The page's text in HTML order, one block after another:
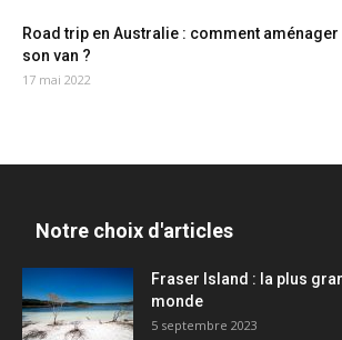
Road trip en Australie : comment aménager
son van ?
17 mai 2022
Notre choix d'articles
Fraser Island : la plus
monde
5 septembre 2023